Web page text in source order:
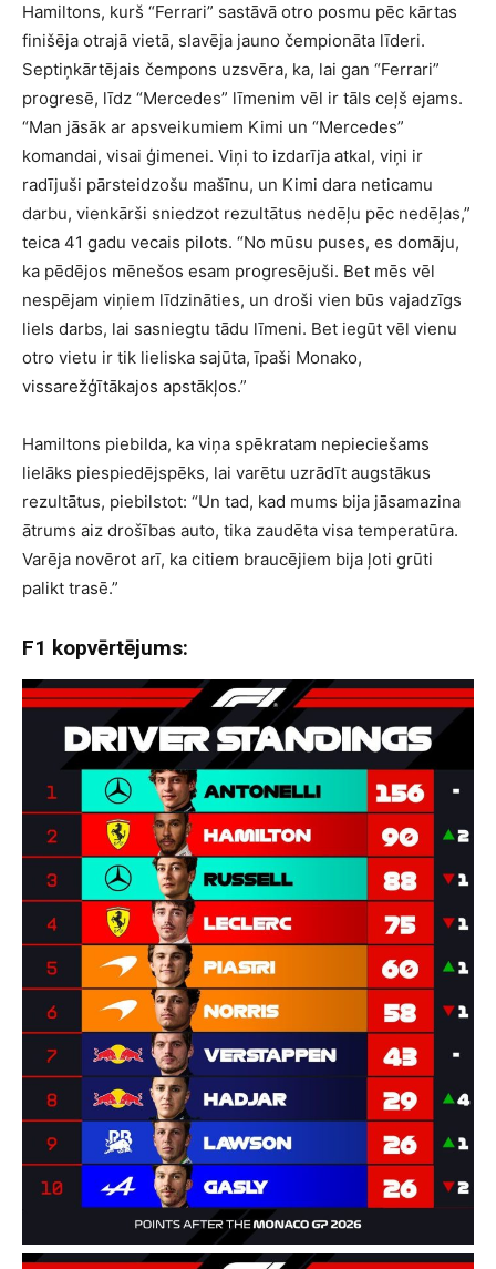
Hamiltons, kurš “Ferrari” sastāvā otro posmu pēc kārtas
finišēja otrajā vietā, slavēja jauno čempionāta līderi.
Septiņkārtējais čempons uzsvēra, ka, lai gan “Ferrari”
progresē, līdz “Mercedes” līmenim vēl ir tāls ceļš ejams.
“Man jāsāk ar apsveikumiem Kimi un “Mercedes”
komandai, visai ģimenei. Viņi to izdarīja atkal, viņi ir
radījuši pārsteidzošu mašīnu, un Kimi dara neticamu
darbu, vienkārši sniedzot rezultātus nedēļu pēc nedēļas,”
teica 41 gadu vecais pilots. “No mūsu puses, es domāju,
ka pēdējos mēnešos esam progresējuši. Bet mēs vēl
nespējam viņiem līdzināties, un droši vien būs vajadzīgs
liels darbs, lai sasniegtu tādu līmeni. Bet iegūt vēl vienu
otro vietu ir tik lieliska sajūta, īpaši Monako,
vissarežģītākajos apstākļos.”
Hamiltons piebilda, ka viņa spēkratam nepieciešams
lielāks piespiedējspēks, lai varētu uzrādīt augstākus
rezultātus, piebilstot: “Un tad, kad mums bija jāsamazina
ātrums aiz drošības auto, tika zaudēta visa temperatūra.
Varēja novērot arī, ka citiem braucējiem bija ļoti grūti
palikt trasē.”
F1 kopvērtējums: